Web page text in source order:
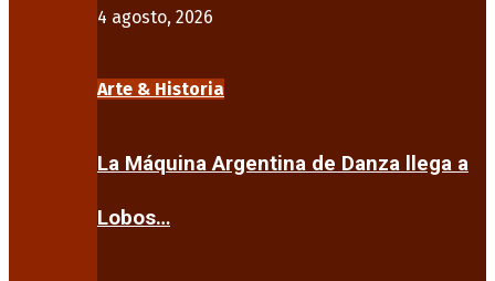
4 agosto, 2026
Arte & Historia
La Máquina Argentina de Danza llega a
Lobos…